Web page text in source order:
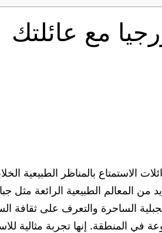
مع عائلتك
بالمناظر الطبيعية
الطبيعية الرائعة مثل جبال
الساحرة والتعرف على ثقافة
في المنطقة. إنها تجربة